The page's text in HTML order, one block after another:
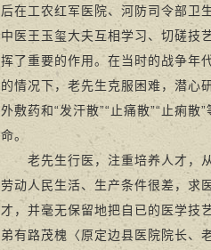
后在工农红军医院、河防司令部卫
中医王玉玺大夫互相学习、切磋技
挥了重要的作用。在当时的战争年
的情况下，老先生克服困难，潜心
外敷药和“发汗散”“止痛散”“止痢
命。
老先生行医，注重培养人才，从
劳动人民生活、生产条件很差，求
才，并毫无保留地把自已的医学技
弟有路茂槐〈原定边县医院院长、